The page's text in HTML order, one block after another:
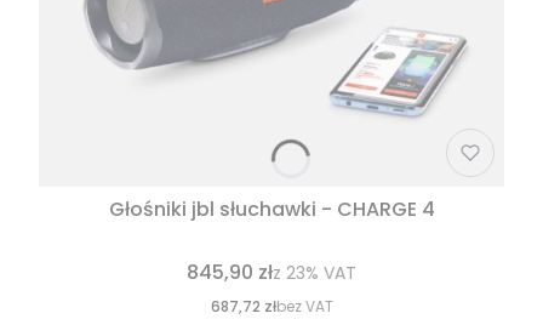
Głośniki jbl słuchawki - CHARGE 4
845,90 złz 23% VAT
687,72 złbez VAT